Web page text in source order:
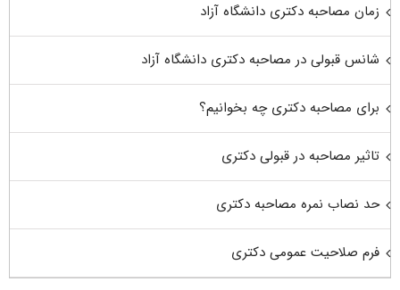
زمان مصاحبه دکتری دانشگاه آزاد
شانس قبولی در مصاحبه دکتری دانشگاه آزاد
برای مصاحبه دکتری چه بخوانیم؟
تاثیر مصاحبه در قبولی دکتری
حد نصاب نمره مصاحبه دکتری
فرم صلاحیت عمومی دکتری